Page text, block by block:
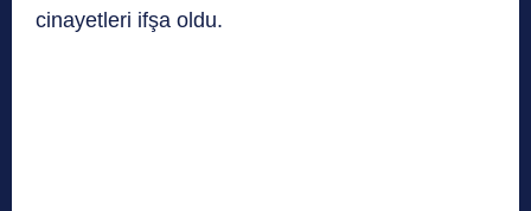
cinayetleri ifşa oldu.